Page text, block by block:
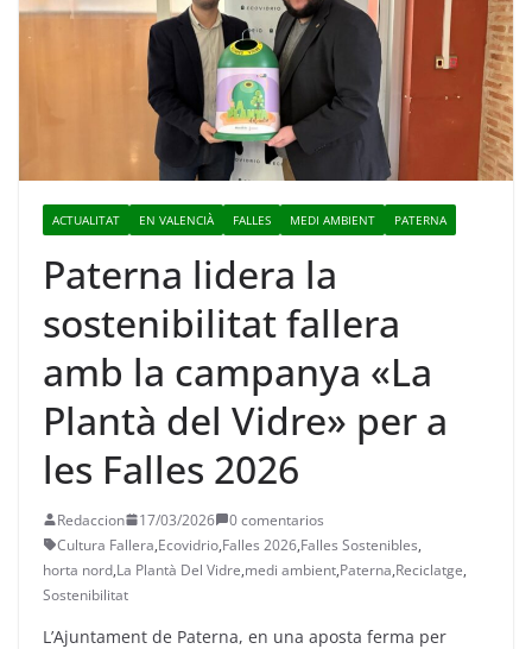
ACTUALITAT EN VALENCIÀ FALLES MEDI AMBIENT PATERNA
Paterna lidera la
sostenibilitat fallera
amb la campanya «La
Plantà del Vidre» per a
les Falles 2026
Redaccion 17/03/2026
0 comentarios
Cultura Fallera,Ecovidrio,Falles 2026,Falles Sostenibles,
horta nord,La Plantà Del Vidre,medi ambient,Paterna,Reciclatge,
Sostenibilitat
L’Ajuntament de Paterna, en una aposta ferma per